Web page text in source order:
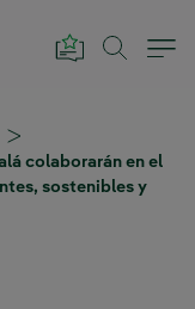
colaborarán en el
sostenibles y